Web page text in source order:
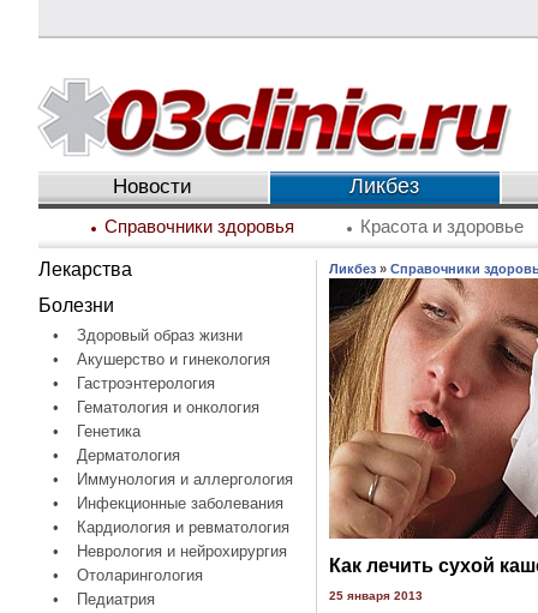
Новости Ликбез
Справочники здоровья Красота и здоровье
Лекарства
Болезни
•
Здоровый образ жизни
•
Акушерство и гинекология
•
Гастроэнтерология
•
Гематология и онкология
•
Генетика
•
Дерматология
•
Иммунология и аллергология
•
Инфекционные заболевания
•
Кардиология и ревматология
•
Неврология и нейрохирургия
•
Отоларингология
•
Педиатрия
Ликбез» Справочники
Как лечить сухой
25 января 2013